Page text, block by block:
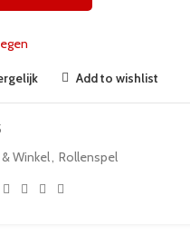
Add to wishlist
Winkel, Rollenspel